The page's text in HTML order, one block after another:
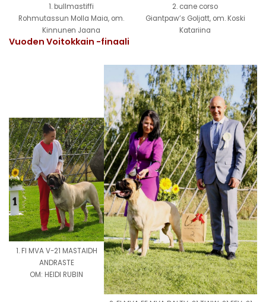
1. bullmastiffi
Rohmutassun Molla Maia, om.
Kinnunen Jaana
2. cane corso
Giantpaw’s Goljatt, om. Koski
Katariina
Vuoden Voitokkain -finaali
1. FI MVA V-21 MASTAIDH
ANDRASTE
OM: HEIDI RUBIN